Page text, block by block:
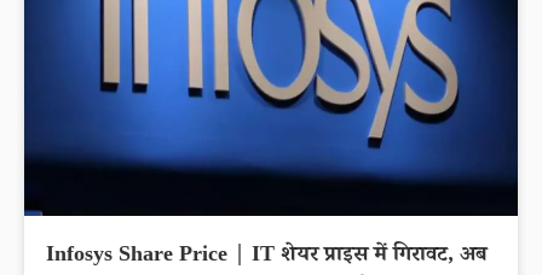
Infosys Share Price | IT शेयर प्राइस में गिरावट, अब